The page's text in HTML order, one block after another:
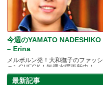
今週のYAMATO NADESHIKO
– Erina
メルボルン発！大和撫子のファッシ
ョンCHECK！毎週水曜更新中！
最新記事